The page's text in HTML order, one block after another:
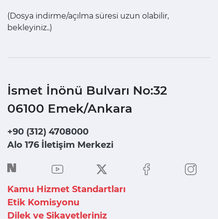
(Dosya indirme/açılma süresi uzun olabilir,
bekleyiniz..)
İsmet İnönü Bulvarı No:32
06100 Emek/Ankara
+90 (312) 4708000
Alo 176 İletişim Merkezi
Kamu Hizmet Standartları
Etik Komisyonu
Dilek ve Şikayetleriniz